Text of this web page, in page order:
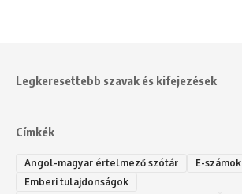
Legkeresettebb szavak és kifejezések
Címkék
Angol-magyar értelmező szótár E-számok
Emberi tulajdonságok